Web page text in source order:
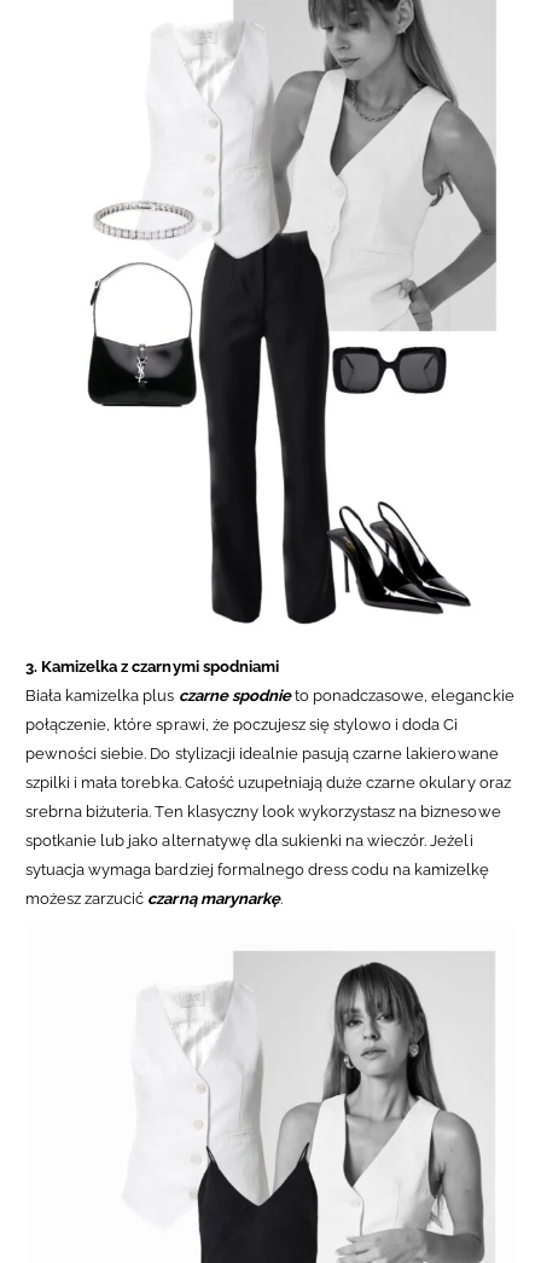
3. Kamizelka z czarnymi spodniami
Biała kamizelka plus czarne spodnieto ponadczasowe, eleganckie
połączenie, które sprawi, że poczujesz się stylowo i doda Ci
pewności siebie. Do stylizacji idealnie pasują czarne lakierowane
szpilki i mała torebka. Całość uzupełniają duże czarne okulary oraz
srebrna biżuteria. Ten klasyczny look wykorzystasz na biznesowe
spotkanie lub jako alternatywę dla sukienki na wieczór. Jeżeli
sytuacja wymaga bardziej formalnego dress codu na kamizelkę
możesz zarzucić czarną marynarkę.